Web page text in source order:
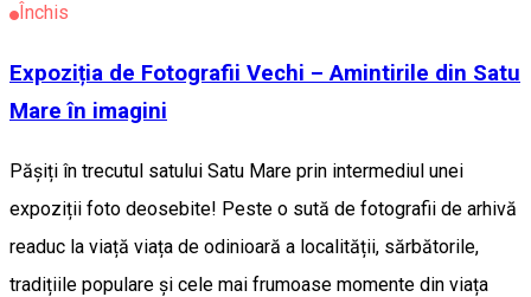
Închis
Expoziția de Fotografii Vechi – Amintirile din Satu
Mare în imagini
Pășiți în trecutul satului Satu Mare prin intermediul unei
expoziții foto deosebite! Peste o sută de fotografii de arhivă
readuc la viață viața de odinioară a localității, sărbătorile,
tradițiile populare și cele mai frumoase momente din viața